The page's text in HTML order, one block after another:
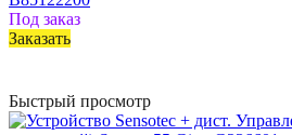
Под заказ
Заказать
Быстрый просмотр